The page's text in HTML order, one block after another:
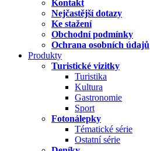
Kontakt
Nejčastější dotazy
Ke stažení
Obchodní podmínky
Ochrana osobních údajů
Produkty
Turistické vizitky
Turistika
Kultura
Gastronomie
Sport
Fotonálepky
Tématické série
Ostatní série